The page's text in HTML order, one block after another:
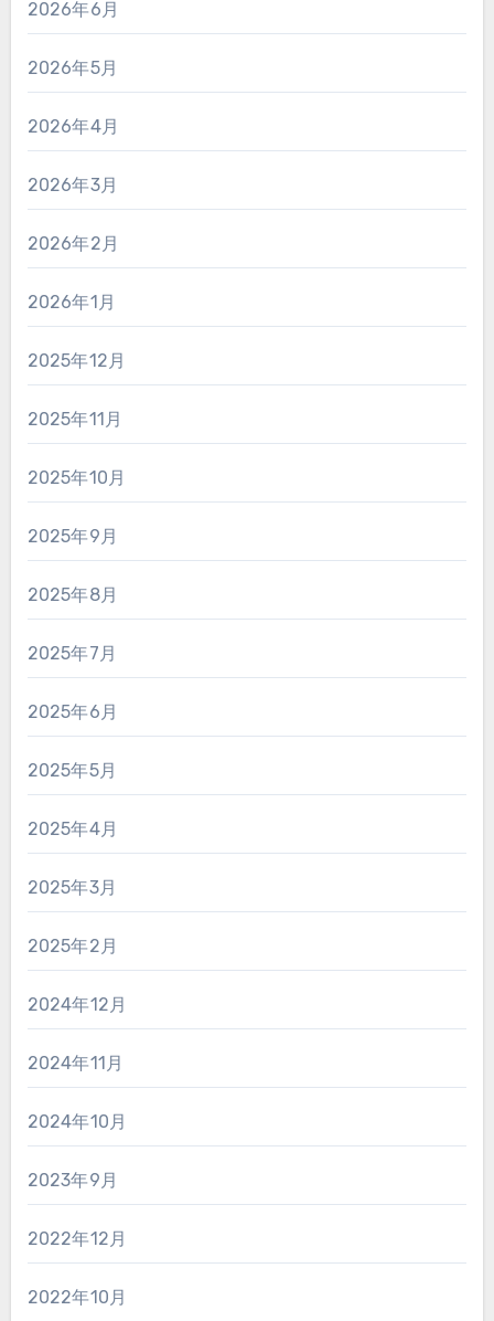
2026年6月
2026年5月
2026年4月
2026年3月
2026年2月
2026年1月
2025年12月
2025年11月
2025年10月
2025年9月
2025年8月
2025年7月
2025年6月
2025年5月
2025年4月
2025年3月
2025年2月
2024年12月
2024年11月
2024年10月
2023年9月
2022年12月
2022年10月